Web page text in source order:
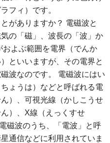
フィ）です。
がありますか？ 電磁波と
の「磁」、波長の「波」か
よぶ範囲を電界（でんか
といいますが、その電界と
波なのです。 電磁波にはい
ょうは）などと呼ばれる電
）、可視光線（かしこうせ
）、X線（えっくすせ
磁波のうち、「電波」と呼
通信などに利用されていま